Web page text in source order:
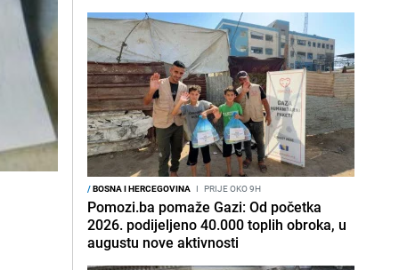
/BOSNA I HERCEGOVINA I PRIJE OKO 9H
Pomozi.ba pomaže Gazi: Od početka
2026. podijeljeno 40.000 toplih obroka, u
augustu nove aktivnosti